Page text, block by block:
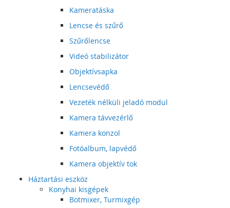
Kameratáska
Lencse és szűrő
Szűrőlencse
Videó stabilizátor
Objektívsapka
Lencsevédő
Vezeték nélküli jeladó modul
Kamera távvezérlő
Kamera konzol
Fotóalbum, lapvédő
Kamera objektív tok
Háztartási eszköz
Konyhai kisgépek
Botmixer, Turmixgép